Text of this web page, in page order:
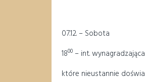
07.12. – Sobota
1800 – int.
które nieustannie